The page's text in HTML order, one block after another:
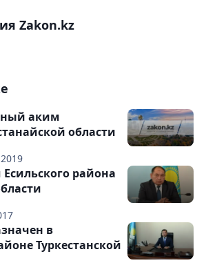
Zakon.kz
аким
области
района
в
Туркестанской